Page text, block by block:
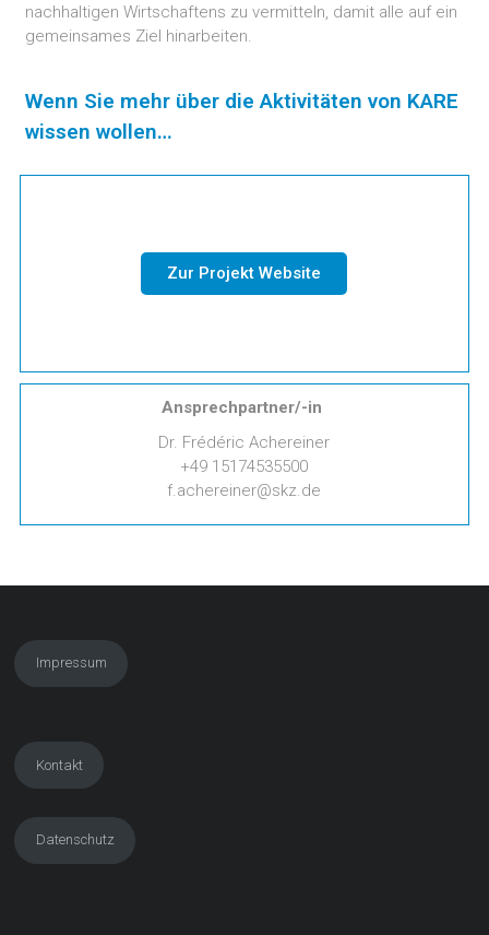
nachhaltigen Wirtschaftens zu vermitteln, damit alle auf ein
gemeinsames Ziel hinarbeiten.
Wenn Sie mehr über die Aktivitäten von KARE
wissen wollen…
Zur Projekt Website
Ansprechpartner/-in
Dr. Frédéric Achereiner
+49 15174535500
f.achereiner@skz.de
Impressum
Kontakt
Datenschutz